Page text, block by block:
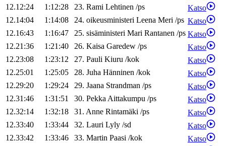
12.12:24
1:12:28 23. Rami Lehtinen /ps
Katso
12.14:04
1:14:08 24. oikeusministeri Leena Meri /ps Katso
12.16:43
1:16:47 25. sisäministeri Mari Rantanen /ps Katso
12.21:36
1:21:40 26. Kaisa Garedew /ps
Katso
12.23:08
1:23:12 27. Pauli Kiuru /kok
Katso
12.25:01
1:25:05 28. Juha Hänninen /kok
Katso
12.29:20
1:29:24 29. Jaana Strandman /ps
Katso
12.31:46
1:31:51 30. PekkaAittakumpu /ps
Katso
12.32:14
1:32:18 31. Anne Rintamäki /ps
Katso
12.33:40
1:33:44 32. Lauri Lyly /sd
Katso
12.33:42
1:33:46 33. Martin Paasi /kok
Katso